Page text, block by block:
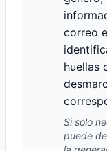
correo
huellas
Si solo
puede